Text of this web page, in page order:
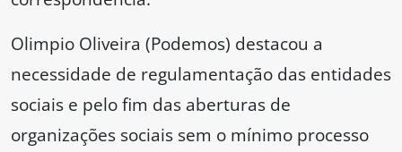
Olimpio Oliveira (Podemos) destacou a
necessidade de regulamentação das entidades
sociais e pelo fim das aberturas de
organizações sociais sem o mínimo processo